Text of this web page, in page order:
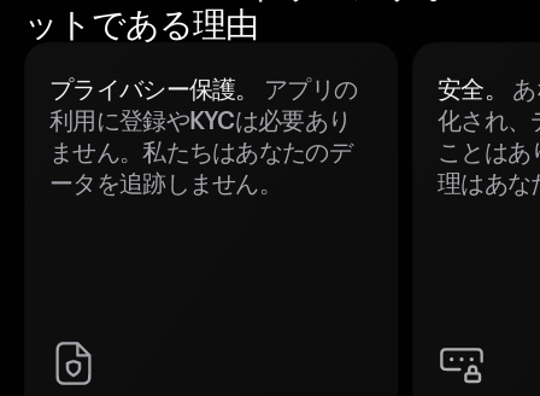
ットである理由
プライバシー保護。
アプリの
利用に登録やKYCは必要あり
ません。私たちはあなたのデ
ータを追跡しません。
安全。
化され、
ことはあ
理はあな